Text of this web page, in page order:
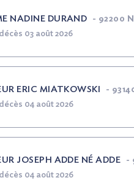
NADINE DURAND - 92200
03 août 2026
ERIC MIATKOWSKI -
04 août 2026
JOSEPH ADDE NÉ ADDE -
04 août 2026